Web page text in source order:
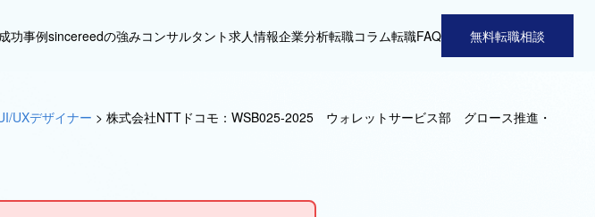
功事例sincereedの強みコンサルタント求人情報企業分析転職コラム転職FAQ 無料転職相談
UXデザイナー > 株式会社NTTドコモ：WSB025-2025 ウォレットサービス部 グロース推進・